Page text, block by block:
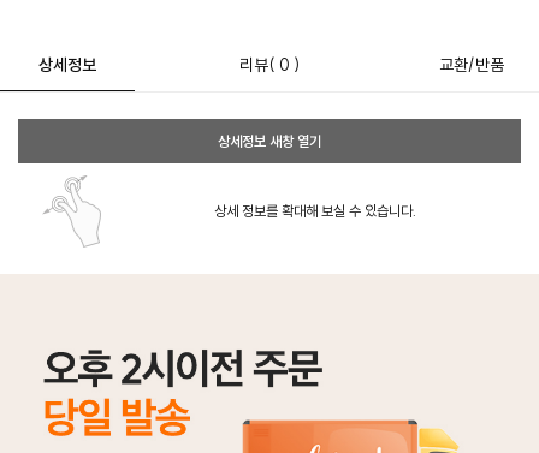
상세정보 리뷰( 0 ) 교환/반품
상세정보 새창 열기
상세 정보를 확대해 보실 수 있습니다.